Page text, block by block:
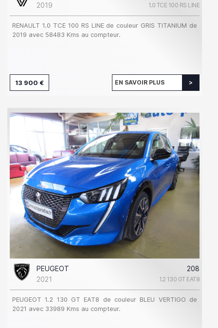
2019 1.0 TCE 100 RS LINE
RENAULT 1.0 TCE 100 RS LINE de couleur GRIS TITANIUM de
2019 avec 58483 Kms au compteur.
13 900 € EN SAVOIR PLUS
PEUGEOT
208
2021
1.2 130 GT EAT8
PEUGEOT 1.2 130 GT EAT8 de couleur BLEU VERTIGO de
2021 avec 33989 Kms au compteur.